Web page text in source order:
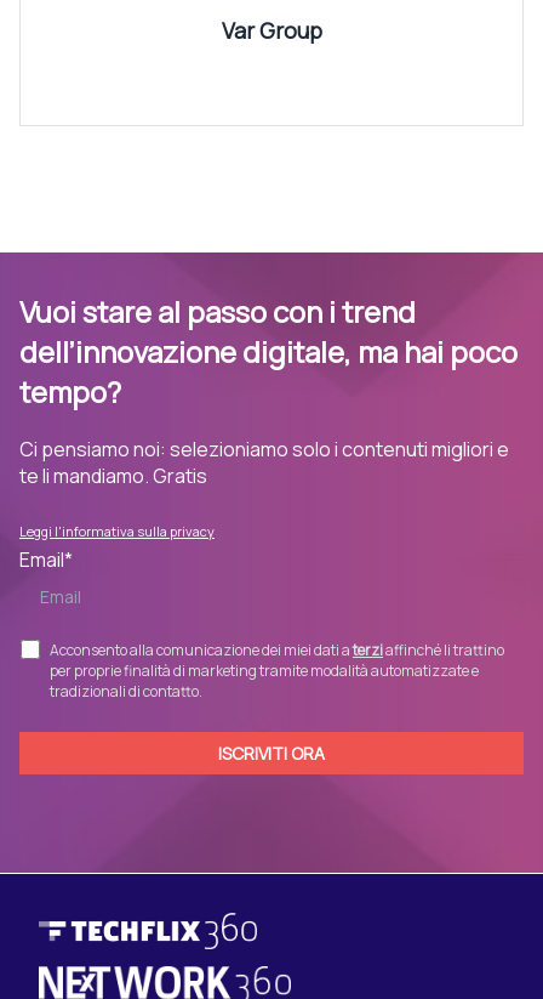
Var Group
Vuoi stare al passo con i trend
dell’innovazione digitale, ma hai poco
tempo?
Ci pensiamo noi: selezioniamo solo i contenuti migliori e
te li mandiamo. Gratis
Leggi l'informativa sulla privacy
Email*
Acconsento alla comunicazione dei miei dati aterziaffinché li trattino
per proprie finalità di marketing tramite modalità automatizzate e
tradizionali di contatto.